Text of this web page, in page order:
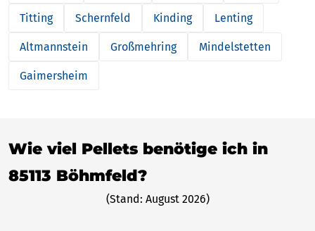
Titting Schernfeld Kinding Lenting
Altmannstein Großmehring Mindelstetten
Gaimersheim
Wie viel Pellets benötige ich in
85113 Böhmfeld?
(Stand: August 2026)